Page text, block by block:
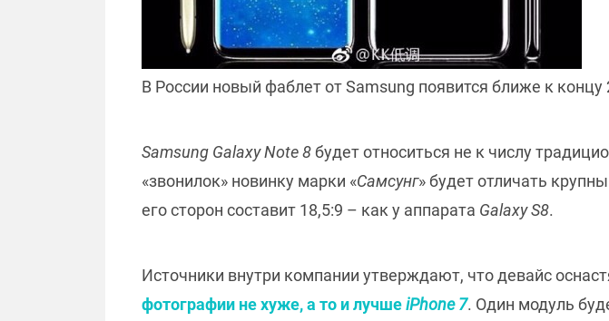
В России новый фаблет от Samsung появится ближе к концу
Samsung Galaxy Note 8будет относиться не к числу
«звонилок» новинку марки «Самсунг» будет отличать
его сторон составит 18,5:9 – как у аппарата Galaxy S8.
Источники внутри компании утверждают, что девайс
фотографии не хуже, а то и лучшеiPhone 7. Один модуль